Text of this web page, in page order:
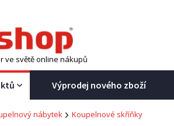
ve světě online nákupů
Výprodej nového zboží
nábytek Koupelnové skříňky